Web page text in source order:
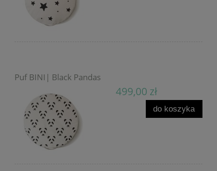
Puf BINI| Black Pandas
499,00 zł
do koszyka